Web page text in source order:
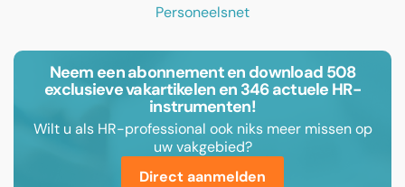
Neem een abonnement en download 508
exclusieve vakartikelen en 346 actuele HR-
instrumenten!
Wilt u als HR-professional ook niks meer missen op
uw vakgebied?
Direct aanmelden